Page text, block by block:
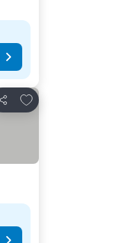
공유
즐겨찾기에 추가